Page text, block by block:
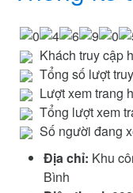
Khách truy cập
Tổng số lượt
Lượt xem trang
Tổng lượt xem
Số người đang
Địa chỉ: Khu
Bình